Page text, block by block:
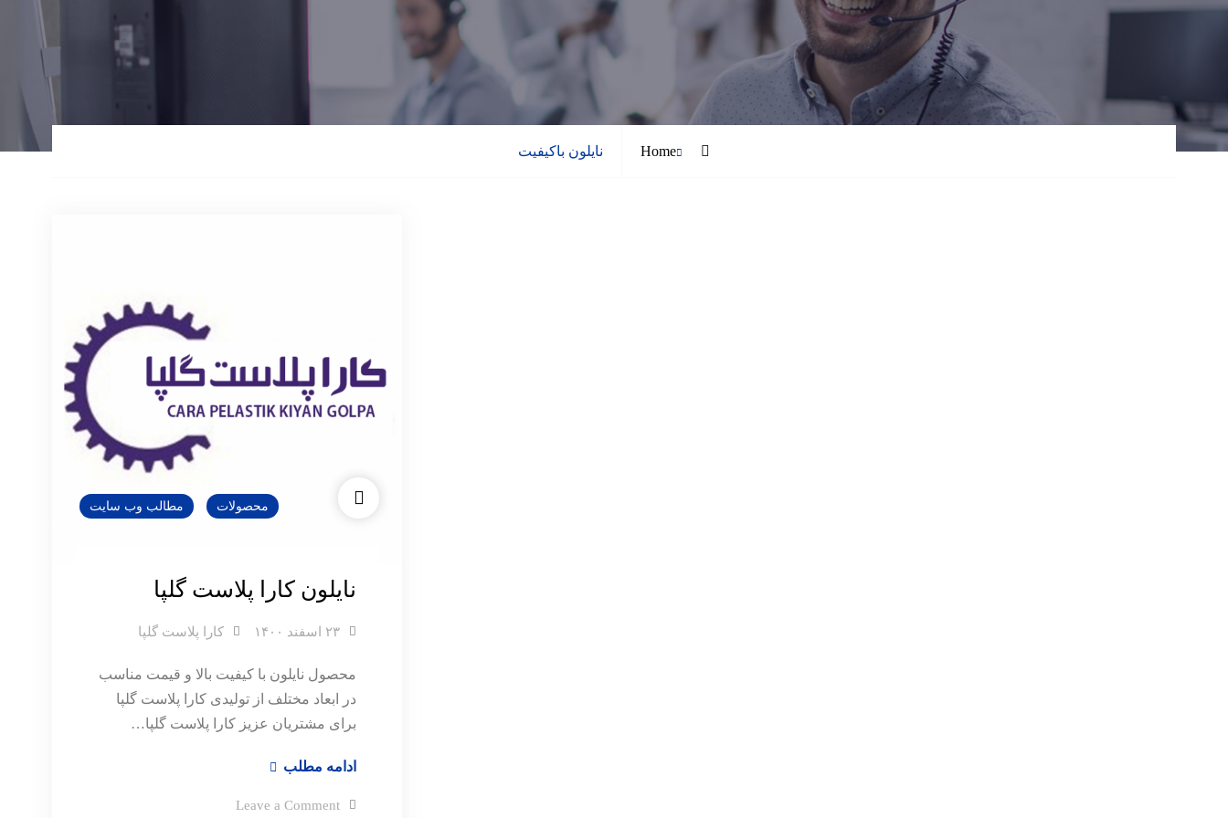
Home
Posts
نایلون باکیفیت
محصولات مطالب وب سایت
نایلون کارا پلاست گلپا
۲۳ اسفند ۱۴۰۰ کارا پلاست گلپا
محصول نایلون با کیفیت بالا و قیمت مناسب
در ابعاد مختلف از تولیدی کارا پلاست گلپا
برای مشتریان عزیز کارا پلاست گلپا…
ادامه مطلبنایلون
پلاست
Leave a Comment
on